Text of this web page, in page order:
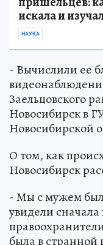
искала и
НАУКА
- Вычислили ее
Заельцовского
Новосибирск в
Новосибирской
О том, как
Новосибирск
- Мы с мужем
увидели
была в